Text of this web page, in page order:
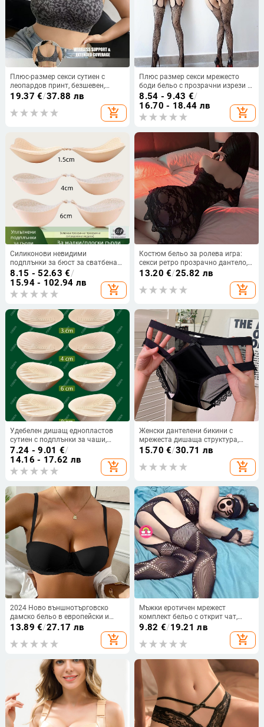
Плюс-размер секси сутиен с
леопардов принт, безшевен,
удобен и оформящ силуета,
голям размер чашки, фиксирана
чашка
19.37 €/37.88 лв
add_shopping_cart
Плюс размер секси мрежесто
боди бельо с прозрачни изрези и
чорапи
8.54 - 9.43 €/
16.70 - 18.44 лв
add_shopping_cart
Силиконови невидими
подплънки за бюст за сватбена
рокля, повдигане и стягане на
малък бюст, естествен вид за
фотосесия през есен-зима
8.15 - 52.63 €/
15.94 - 102.94 лв
add_shopping_cart
Костюм бельо за ролева игра:
секси ретро прозрачно дантело,
едно рамо, полиестер, сваляща
13.20 €/25.82 лв
add_shopping_cart
Удебелен дишащ еднопластов
сутиен с подплънки за чаши,
топъл за спорт и йога
7.24 - 9.01 €/
14.16 - 17.62 лв
add_shopping_cart
Женски дантелени бикини с
мрежеста дишаща структура,
плетени; основен материал:
найлон 70–80%; подплата: памук
95–100%; талия: средна; модел:
15.70 €/30.71 лв
add_shopping_cart
2024 Ново външнотърговско
дамско бельо в европейски и
американски стил Удобен сутиен
с банели Производител на едро
Push-Up европейски и
13.89 €/27.17 лв
add_shopping_cart
Мъжки еротичен мрежест
комплект бельо с открит чат,
двусекционен комплект
9.82 €/19.21 лв
add_shopping_cart